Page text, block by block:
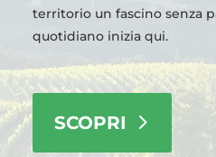
territorio un fascino senza
quotidiano inizia qui.
SCOPRI